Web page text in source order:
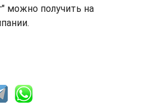
можно получить на